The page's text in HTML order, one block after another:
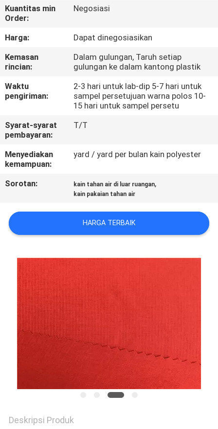
KONTROL
KUALITAS
HUBUNGI
KAMI
BERITA
KASUS
COMPANY
NEWS
SITEMAP
POLICY
Kuantitas min
Order:
Negosiasi
Harga:
Dapat dinegosiasikan
Kemasan
rincian:
Dalam gulungan, Taruh setiap
gulungan ke dalam kantong plastik
Waktu
pengiriman:
2-3 hari untuk lab-dip 5-7 hari untuk
sampel persetujuan warna polos 10-
15 hari untuk sampel persetu
Syarat-syarat
pembayaran:
T/T
Menyediakan
kemampuan:
yard / yard per bulan kain polyester
Sorotan: kain tahan air di luar ruangan,
kain pakaian tahan air
HARGA TERBAIK
Deskripsi Produk